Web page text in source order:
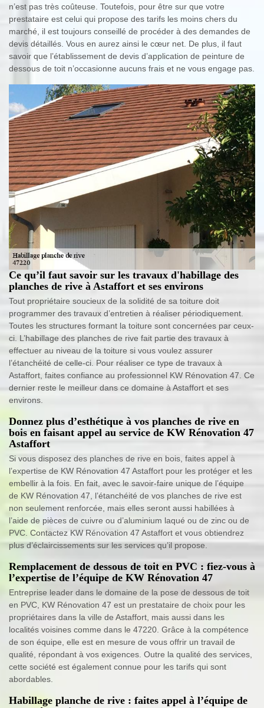
n’est pas très coûteuse. Toutefois, pour être sur que votre
prestataire est celui qui propose des tarifs les moins chers du
marché, il est toujours conseillé de procéder à des demandes de
devis détaillés. Vous en aurez ainsi le cœur net. De plus, il faut
savoir que l’établissement de devis d’application de peinture de
dessous de toit n’occasionne aucuns frais et ne vous engage pas.
Ce qu’il faut savoir sur les travaux d'habillage des
planches de rive à Astaffort et ses environs
Tout propriétaire soucieux de la solidité de sa toiture doit
programmer des travaux d’entretien à réaliser périodiquement.
Toutes les structures formant la toiture sont concernées par ceux-
ci. L’habillage des planches de rive fait partie des travaux à
effectuer au niveau de la toiture si vous voulez assurer
l’étanchéité de celle-ci. Pour réaliser ce type de travaux à
Astaffort, faites confiance au professionnel KW Rénovation 47. Ce
dernier reste le meilleur dans ce domaine à Astaffort et ses
environs.
Donnez plus d’esthétique à vos planches de rive en
bois en faisant appel au service de KW Rénovation 47
Astaffort
Si vous disposez des planches de rive en bois, faites appel à
l’expertise de KW Rénovation 47 Astaffort pour les protéger et les
embellir à la fois. En fait, avec le savoir-faire unique de l’équipe
de KW Rénovation 47, l’étanchéité de vos planches de rive est
non seulement renforcée, mais elles seront aussi habillées à
l’aide de pièces de cuivre ou d’aluminium laqué ou de zinc ou de
PVC. Contactez KW Rénovation 47 Astaffort et vous obtiendrez
plus d’éclaircissements sur les services qu’il propose.
Remplacement de dessous de toit en PVC : fiez-vous à
l’expertise de l’équipe de KW Rénovation 47
Entreprise leader dans le domaine de la pose de dessous de toit
en PVC, KW Rénovation 47 est un prestataire de choix pour les
propriétaires dans la ville de Astaffort, mais aussi dans les
localités voisines comme dans le 47220. Grâce à la compétence
de son équipe, elle est en mesure de vous offrir un travail de
qualité, répondant à vos exigences. Outre la qualité des services,
cette société est également connue pour les tarifs qui sont
abordables.
Habillage planche de rive : faites appel à l’équipe de